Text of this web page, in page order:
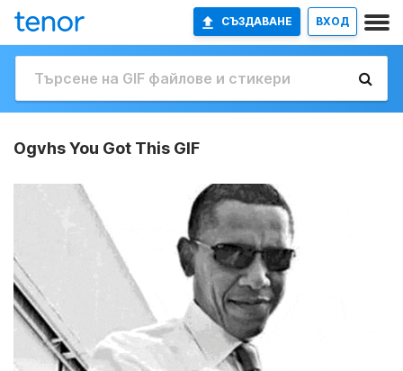
СЪЗДАВАНЕ ВХОД
Ogvhs You Got This GIF